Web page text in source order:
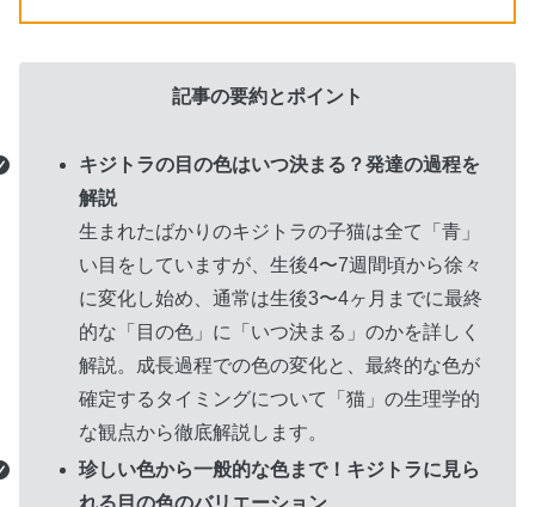
記事の要約とポイント
キジトラの目の色はいつ決まる？発達の過程を
解説
生まれたばかりのキジトラの子猫は全て「青」
い目をしていますが、生後4〜7週間頃から徐々
に変化し始め、通常は生後3〜4ヶ月までに最終
的な「目の色」に「いつ決まる」のかを詳しく
解説。成長過程での色の変化と、最終的な色が
確定するタイミングについて「猫」の生理学的
な観点から徹底解説します。
珍しい色から一般的な色まで！キジトラに見ら